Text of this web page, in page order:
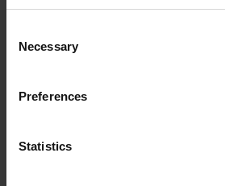
Selection
Necessary
Preferences
Statistics
575 kr